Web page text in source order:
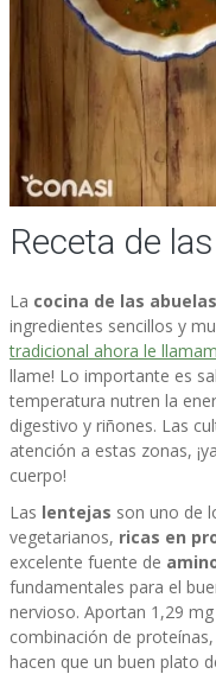
Receta de
La cocina de las abuelas
ingredientes sencillos y
tradicional ahora le
llame! Lo importante es
temperatura nutren la
digestivo y riñones. Las
atención a estas zonas,
cuerpo!
Las lentejas son uno de
vegetarianos, ricas en
excelente fuente de
fundamentales para el
nervioso. Aportan 1,29
combinación de
hacen que un buen plato